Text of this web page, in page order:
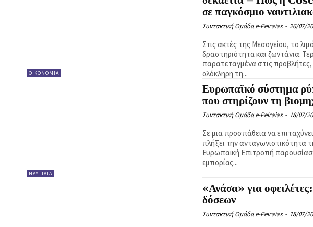
ΟΙΚΟΝΟΜΙΑ
σε παγκόσμιο
Συντακτική Ομάδα e-Peiraias - 26/07/
Στις ακτές της Μεσογείου, το
δραστηριότητα και ζωντάνια.
παρατεταγμένα στις
ολόκληρη τη...
ΝΑΥΤΙΛΙΑ
Ευρωπαϊκό σύστημα
που στηρίζουν τη
Συντακτική Ομάδα e-Peiraias - 18/07/
Σε μια προσπάθεια να
πλήξει την ανταγωνιστικότητα
Ευρωπαϊκή Επιτροπή
εμπορίας...
«Ανάσα» για
δόσεων
Συντακτική Ομάδα e-Peiraias - 18/07/